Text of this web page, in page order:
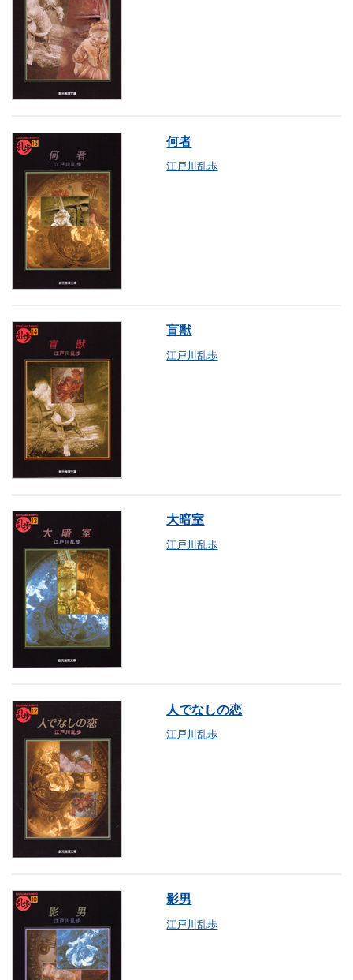
何者
江戸川乱歩
盲獣
江戸川乱歩
大暗室
江戸川乱歩
人でなしの恋
江戸川乱歩
影男
江戸川乱歩